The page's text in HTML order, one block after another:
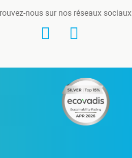
nous sur nos réseaux sociaux